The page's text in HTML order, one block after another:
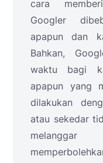
cara
Googler
apapun dan
Bahkan,
waktu bagi
apapun yang
dilakukan
atau sekedar